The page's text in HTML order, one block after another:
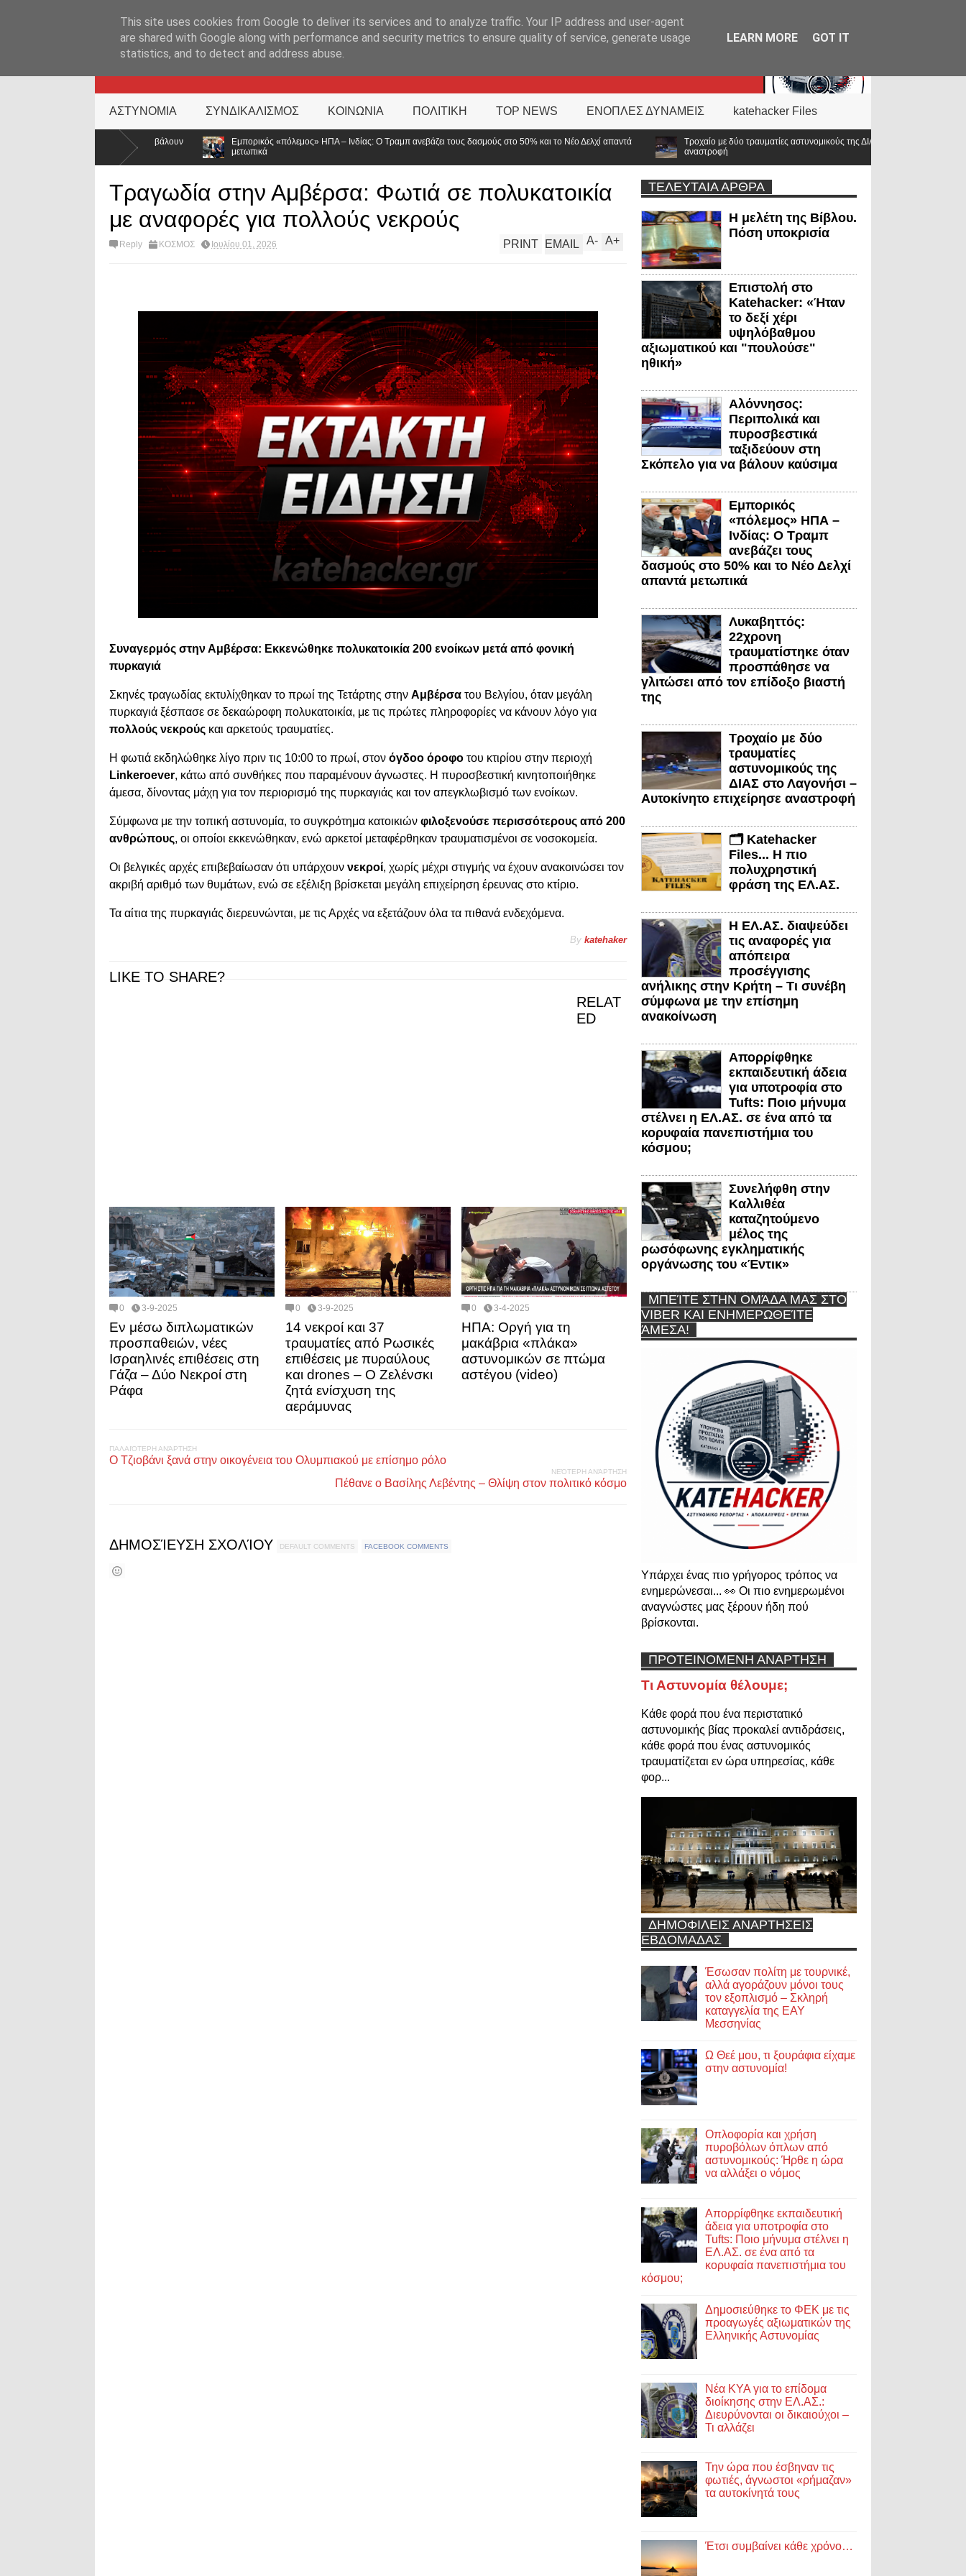
KATEHACKER
ΑΣΤΥΝΟΜΙΑ ΣΥΝΔΙΚΑΛΙΣΜΟΣ ΚΟΙΝΩΝΙΑ ΠΟΛΙΤΙΚΗ TOP NEWS ΕΝΟΠΛΕΣ ΔΥΝΑΜΕΙΣ katehacker Files
Εμπορικός «πόλεμος» ΗΠΑ – Ινδίας: Ο Τραμπ ανεβάζει τους δασμούς στο 50% και το Νέο Δελχί απαντά
μετωπικά
Τροχαίο με δύο τραυματίες αστυνομικούς της ΔΙΑΣ στο Λαγονήσι – Αυτοκίνητο επιχείρησε
Τραγωδία στην Αμβέρσα: Φωτιά σε πολυκατοικία
με αναφορές για πολλούς νεκρούς
Reply ΚΟΣΜΟΣ Ιουλίου 01, 2026 A+
A-
PRINT EMAIL
Συναγερμός στην Αμβέρσα: Εκκενώθηκε πολυκατοικία 200 ενοίκων μετά από φονική
πυρκαγιά
Σκηνές τραγωδίας εκτυλίχθηκαν το πρωί της Τετάρτης στην Αμβέρσα του Βελγίου, όταν μεγάλη
πυρκαγιά ξέσπασε σε δεκαώροφη πολυκατοικία, με τις πρώτες πληροφορίες να κάνουν λόγο για
πολλούς νεκρούς και αρκετούς τραυματίες.
Η φωτιά εκδηλώθηκε λίγο πριν τις 10:00 το πρωί, στον όγδοο όροφο του κτιρίου στην περιοχή
Linkeroever, κάτω από συνθήκες που παραμένουν άγνωστες. Η πυροσβεστική κινητοποιήθηκε
άμεσα, δίνοντας μάχη για τον περιορισμό της πυρκαγιάς και τον απεγκλωβισμό των ενοίκων.
Σύμφωνα με την τοπική αστυνομία, το συγκρότημα κατοικιών φιλοξενούσε περισσότερους από 200
ανθρώπους, οι οποίοι εκκενώθηκαν, ενώ αρκετοί μεταφέρθηκαν τραυματισμένοι σε νοσοκομεία.
Οι βελγικές αρχές επιβεβαίωσαν ότι υπάρχουν νεκροί, χωρίς μέχρι στιγμής να έχουν ανακοινώσει τον
ακριβή αριθμό των θυμάτων, ενώ σε εξέλιξη βρίσκεται μεγάλη επιχείρηση έρευνας στο κτίριο.
Τα αίτια της πυρκαγιάς διερευνώνται, με τις Αρχές να εξετάζουν όλα τα πιθανά ενδεχόμενα.
By katehaker
LIKE TO SHARE?
RELAT
ED
0 3-9-2025
Εν μέσω διπλωματικών
προσπαθειών, νέες
Ισραηλινές επιθέσεις στη
Γάζα – Δύο Νεκροί στη
Ράφα
0 3-9-2025
14 νεκροί και 37
τραυματίες από Ρωσικές
επιθέσεις με πυραύλους
και drones – Ο Ζελένσκι
ζητά ενίσχυση της
αεράμυνας
0 3-4-2025
ΗΠΑ: Οργή για τη
μακάβρια «πλάκα»
αστυνομικών σε πτώμα
αστέγου (video)
ΠΑΛΑΙΌΤΕΡΗ ΑΝΆΡΤΗΣΗ
Ο Τζιοβάνι ξανά στην οικογένεια του Ολυμπιακού με επίσημο ρόλο
ΝΕΌΤΕΡΗ ΑΝΆΡΤΗΣΗ
Πέθανε ο Βασίλης Λεβέντης – Θλίψη στον πολιτικό κόσμο
ΔΗΜΟΣΊΕΥΣΗ ΣΧΟΛΊΟΥ DEFAULT COMMENTS FACEBOOK COMMENTS
ΤΕΛΕΥΤΑΙΑ ΑΡΘΡΑ
Η μελέτη της Βίβλου.
Πόση υποκρισία
Επιστολή στο
Katehacker: «Ήταν
το δεξί χέρι
υψηλόβαθμου
αξιωματικού και "πουλούσε"
ηθική»
Αλόννησος:
Περιπολικά και
πυροσβεστικά
ταξιδεύουν στη
Σκόπελο για να βάλουν καύσιμα
Εμπορικός
«πόλεμος» ΗΠΑ –
Ινδίας: Ο Τραμπ
ανεβάζει τους
δασμούς στο 50% και το Νέο Δελχί
απαντά μετωπικά
Λυκαβηττός:
22χρονη
τραυματίστηκε όταν
προσπάθησε να
γλιτώσει από τον επίδοξο βιαστή
της
Τροχαίο με δύο
τραυματίες
αστυνομικούς της
ΔΙΑΣ στο Λαγονήσι –
Αυτοκίνητο επιχείρησε αναστροφή
🗂️ Katehacker
Files... Η πιο
πολυχρηστική
φράση της ΕΛ.ΑΣ.
Η ΕΛ.ΑΣ. διαψεύδει
τις αναφορές για
απόπειρα
προσέγγισης
ανήλικης στην Κρήτη – Τι συνέβη
σύμφωνα με την επίσημη
ανακοίνωση
Απορρίφθηκε
εκπαιδευτική άδεια
για υποτροφία στο
Tufts: Ποιο μήνυμα
στέλνει η ΕΛ.ΑΣ. σε ένα από τα
κορυφαία πανεπιστήμια του
κόσμου;
Συνελήφθη στην
Καλλιθέα
καταζητούμενο
μέλος της
ρωσόφωνης εγκληματικής
οργάνωσης του «Έντικ»
ΜΠΕΊΤΕ ΣΤΗΝ ΟΜΆΔΑ ΜΑΣ ΣΤΟ
VIBER ΚΑΙ ΕΝΗΜΕΡΩΘΕΊΤΕ
ΆΜΕΣΑ!
Υπάρχει ένας πιο γρήγορος τρόπος να
ενημερώνεσαι... 👀 Οι πιο ενημερωμένοι
αναγνώστες μας ξέρουν ήδη πού
βρίσκονται.
ΠΡΟΤΕΙΝΟΜΕΝΗ ΑΝΑΡΤΗΣΗ
Τι Αστυνομία θέλουμε;
Κάθε φορά που ένα περιστατικό
αστυνομικής βίας προκαλεί αντιδράσεις,
κάθε φορά που ένας αστυνομικός
τραυματίζεται εν ώρα υπηρεσίας, κάθε
φορ...
ΔΗΜΟΦΙΛΕΙΣ ΑΝΑΡΤΗΣΕΙΣ
ΕΒΔΟΜΑΔΑΣ
Έσωσαν πολίτη με τουρνικέ,
αλλά αγοράζουν μόνοι τους
τον εξοπλισμό – Σκληρή
καταγγελία της ΕΑΥ
Μεσσηνίας
Ω Θεέ μου, τι ξουράφια είχαμε
στην αστυνομία!
Οπλοφορία και χρήση
πυροβόλων όπλων από
αστυνομικούς: Ήρθε η ώρα
να αλλάξει ο νόμος
Απορρίφθηκε εκπαιδευτική
άδεια για υποτροφία στο
Tufts: Ποιο μήνυμα στέλνει η
ΕΛ.ΑΣ. σε ένα από τα
κορυφαία πανεπιστήμια του
κόσμου;
Δημοσιεύθηκε το ΦΕΚ με τις
προαγωγές αξιωματικών της
Ελληνικής Αστυνομίας
Νέα ΚΥΑ για το επίδομα
διοίκησης στην ΕΛ.ΑΣ.:
Διευρύνονται οι δικαιούχοι –
Τι αλλάζει
Την ώρα που έσβηναν τις
φωτιές, άγνωστοι «ρήμαζαν»
τα αυτοκίνητά τους
Έτσι συμβαίνει κάθε χρόνο…
This site uses cookies from Google to deliver its services and to analyze traffic. Your IP address and user-agent
are shared with Google along with performance and security metrics to ensure quality of service, generate usage
statistics, and to detect and address abuse.
LEARN MORE GOT IT